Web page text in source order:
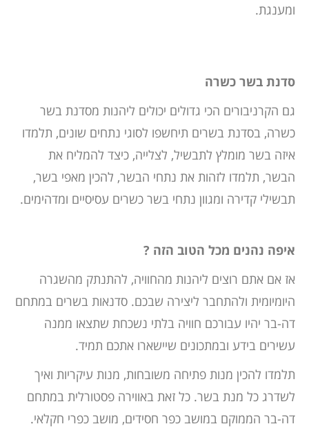
ומענגת.
סדנת בשר כשרה
גם הקרניבורים הכי גדולים יכולים ליהנות מסדנת בשר
כשרה, בסדנת בשרים תיחשפו לסוגי נתחים שונים, תלמדו
איזה בשר מומלץ לתבשיל, לצלייה, כיצד להמליח את
הבשר, תלמדו לזהות את נתחי הבשר, להכין מאפי בשר,
תבשילי קדירה ומגוון נתחי בשר כשרים עסיסיים ומדהימים.
איפה נהנים מכל הטוב הזה ?
אז אם אתם רוצים ליהנות מהחוויה, להתנתק מהשגרה
היומיומית ולהתחבר ליצירה שבכם. סדנאות בשרים במתחם
דה-בר יהיו עבורכם חוויה בלתי נשכחת שתצאו ממנה
עשירים בידע ובמתכונים שיישארו אתכם תמיד.
תלמדו להכין מנות פתיחה משובחות, מנות עיקריות ואיך
לשדרג כל מנת בשר. כל זאת באווירה פסטורלית במתחם
דה-בר הממוקם במושב כפר חסידים, מושב כפרי חקלאי.